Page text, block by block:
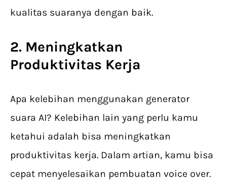
kualitas suaranya dengan baik.
2. Meningkatkan
Produktivitas Kerja
Apa kelebihan menggunakan generator
suara AI? Kelebihan lain yang perlu kamu
ketahui adalah bisa meningkatkan
produktivitas kerja. Dalam artian, kamu bisa
cepat menyelesaikan pembuatan voice over.